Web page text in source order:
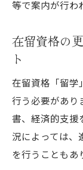
等で案内が行わ
在留資格の
ト
在留資格「留学
行う必要があり
書、経済的支援
況によっては、
を行うこともあ